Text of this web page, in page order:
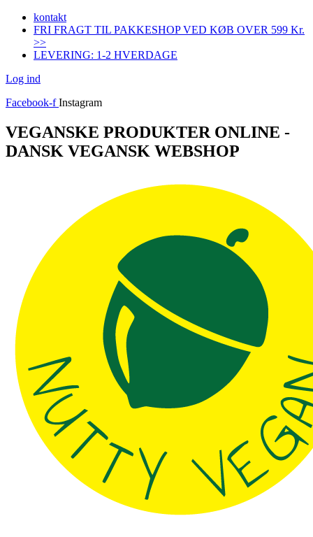
Videre
indhold
kontakt
FRI FRAGT TIL PAKKESHOP VED KØB OVER 599 Kr.
>>
LEVERING: 1-2 HVERDAGE
Log ind
Facebook-f Instagram
VEGANSKE PRODUKTER ONLINE -
DANSK VEGANSK WEBSHOP